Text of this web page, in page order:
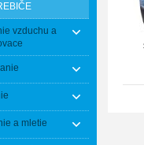
vzduchu a
a mletie